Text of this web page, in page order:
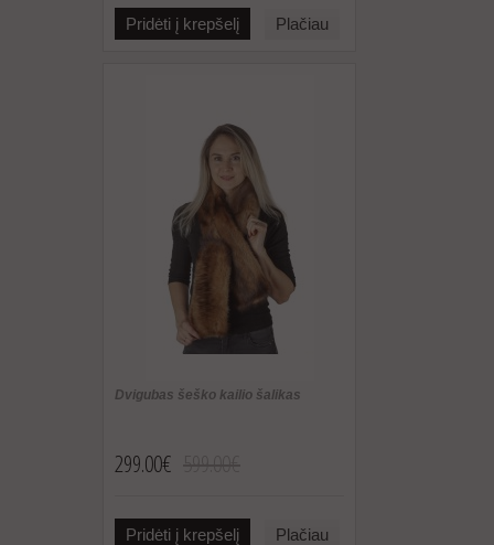
Pridėti į krepšelį Plačiau
Dvigubas šeško kailio šalikas
299.00€
Pridėti į krepšelį Plačiau